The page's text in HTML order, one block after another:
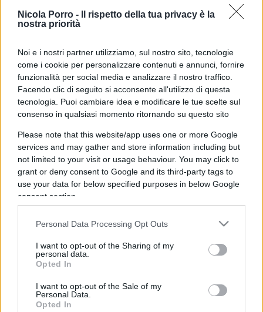
Nicola Porro -
Il rispetto della tua privacy è la
nostra priorità
Noi e i nostri partner utilizziamo, sul nostro sito, tecnologie
come i cookie per personalizzare contenuti e annunci, fornire
funzionalità per social media e analizzare il nostro traffico.
Facendo clic di seguito si acconsente all'utilizzo di questa
tecnologia. Puoi cambiare idea e modificare le tue scelte sul
consenso in qualsiasi momento ritornando su questo sito
Please note that this website/app uses one or more Google
services and may gather and store information including but
not limited to your visit or usage behaviour. You may click to
grant or deny consent to Google and its third-party tags to
use your data for below specified purposes in below Google
consent section.
Personal Data Processing Opt Outs
I want to opt-out of the Sharing of my
personal data.
Opted In
I want to opt-out of the Sale of my
Personal Data.
Opted In
dirigenza scolastica. Aspetti giuridici, formativi ed
organizzativi” Università degli Studi di Firenze
del...
Leggi tutto
ECONOMIA
Antropocene. Quale futuro per il
“Pallido punto blu”
diVittoria Valentino